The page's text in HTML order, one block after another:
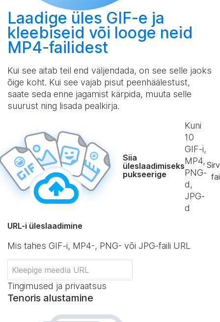
Laadige üles GIF-e ja
kleebiseid või looge neid
MP4-failidest
Kui see aitab teil end väljendada, on see selle jaoks
õige koht. Kui see vajab pisut peenhäälestust,
saate seda enne jagamist kärpida, muuta selle
suurust ning lisada pealkirja.
Siia
üleslaadimiseks
pukseerige
Kuni
10
GIF-i,
MP4,
PNG-
d,
JPG-
d
URL-i üleslaadimine
Mis tahes GIF-i, MP4-, PNG- või JPG-faili URL
Tingimused ja privaatsus
Tenoris alustamine